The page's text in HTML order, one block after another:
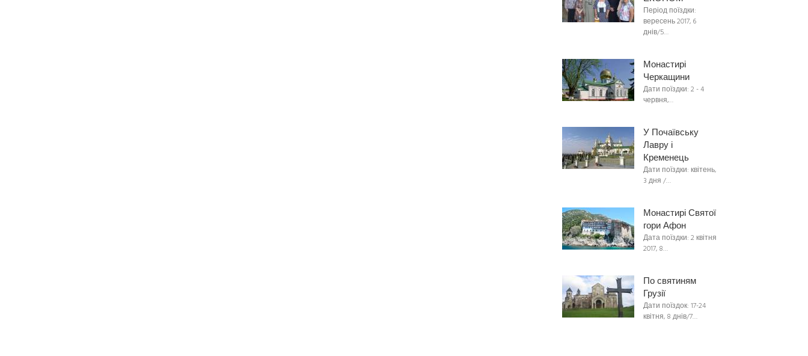
Період поїздки:
вересень 2017, 6
днів/5…
Монастирі
Черкащини
Дати поїздки: 2 - 4
червня,…
У Почаївську
Лавру і
Кременець
Дати поїздки: квітень,
3 дня /…
Монастирі Святої
гори Афон
Дата поїздки: 2 квітня
2017, 8…
По святиням
Грузії
Дати поїздок: 17-24
квітня, 8 днів/7…